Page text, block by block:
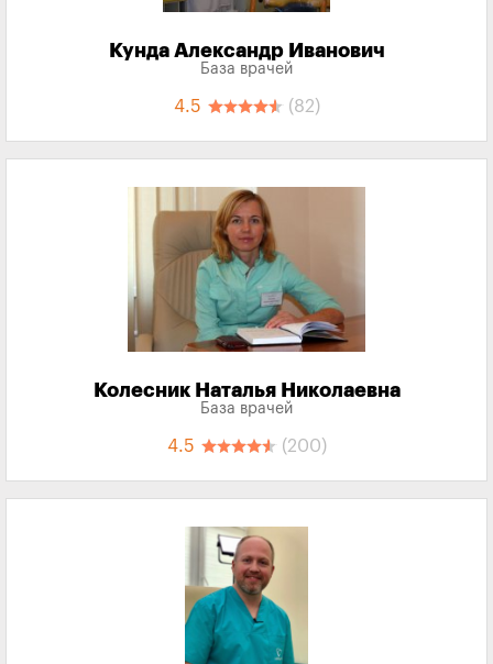
Кунда Александр Иванович
База врачей
4.5 (82)
Колесник Наталья Николаевна
База врачей
4.5 (200)